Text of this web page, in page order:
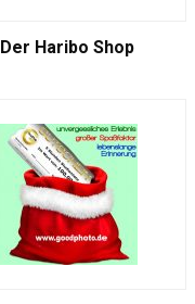
Der Haribo Shop